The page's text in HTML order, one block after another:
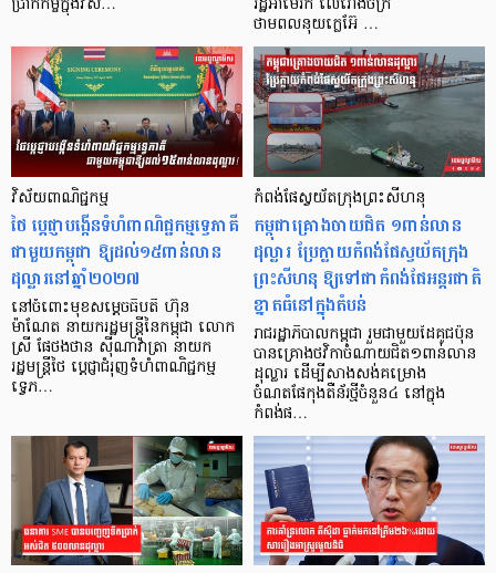
ប្រាក់​កម្ចី​ក្នុង​វិស…
រដ្ឋអាម៉េរិក លើរោងចក្រ
ថាមពលនុយក្លេអ៊ែ …
វិស័យពាណិជ្ជកម្ម
ថៃ ប្តេជ្ញាបង្កើនទំហំពាណិជ្ជកម្មទ្វេភាគី
ជាមួយកម្ពុជា ឱ្យដល់១៥ពាន់លាន
ដុល្លារនៅឆ្នាំ២០២៧
នៅចំពោះមុខសម្តេចធិបតី ហ៊ុន
ម៉ាណែត នាយករដ្ឋមន្រ្តីនៃកម្ពុជា លោក
ស្រី ផែថងថាន ស៊ីណាវ៉ាត្រា នាយក
រដ្ឋមន្រ្តីថៃ ប្តេជ្ញាជំរុញទំហំពាណិជ្ជកម្ម
ទ្វេភ…
កំពង់ផែស្វយ័តក្រុងព្រះសីហនុ
កម្ពុជាគ្រោងចាយជិត ១ពាន់លាន
ដុល្លារ ប្រែក្លាយកំពង់ផែស្វយ័តក្រុង
ព្រះសីហនុ ឱ្យទៅជាកំពង់ផែអន្តរជាតិ
ខ្នាតធំនៅក្នុងតំបន់
រាជរដ្ឋាភិបាលកម្ពុជា រួមជាមួយដៃគូជប៉ុន
បានគ្រោងថវិកាចំណាយជិត១ពាន់លាន
ដុល្លារ ដើម្បីសាងសង់គម្រោង
ចំណតផែកុងតឺន័រថ្មីចំនួន៤ នៅក្នុង
កំពង់ផ…